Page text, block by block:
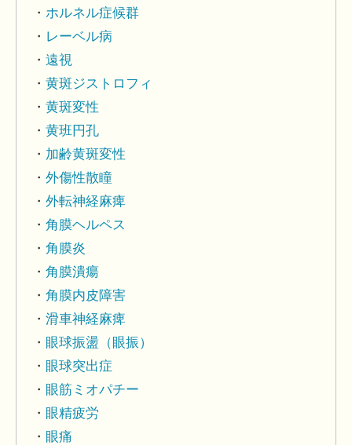
ホルネル症候群
レーベル病
遠視
黄斑ジストロフィ
黄斑変性
黄班円孔
加齢黄斑変性
外傷性散瞳
外転神経麻痺
角膜ヘルペス
角膜炎
角膜潰瘍
角膜内皮障害
滑車神経麻痺
眼球振盪（眼振）
眼球突出症
眼筋ミオパチー
眼精疲労
眼痛